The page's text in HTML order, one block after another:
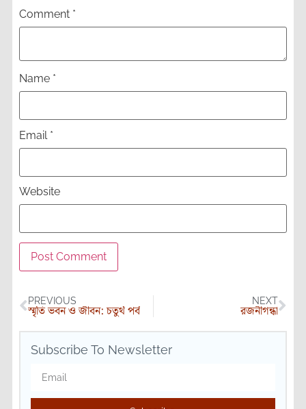
Comment *
Name *
Email *
Website
PREVIOUS
স্মৃতি ভবন ও জীবন: চতুর্থ পর্ব
NEXT
রজনীগন্ধা
Subscribe To Newsletter